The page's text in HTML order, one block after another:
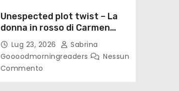
Unespected plot twist – La
donna in rosso di Carmen
Laterza
Lug 23, 2026
Sabrina
Goooodmorningreaders
Nessun
Commento